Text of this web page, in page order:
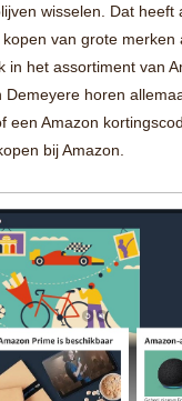
wisselen. Dat
van grote
in het assortiment van
horen
een Amazon
bij Amazon.